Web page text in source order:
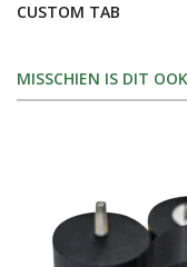
CUSTOM TAB
MISSCHIEN IS DIT